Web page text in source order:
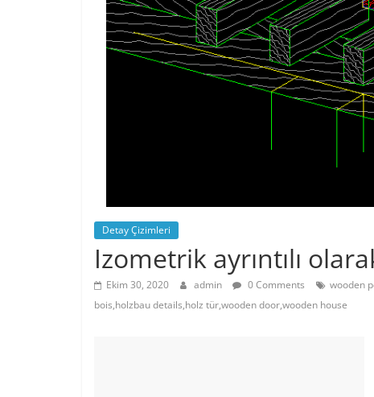
Detay Çizimleri
Izometrik ayrıntılı
Ekim 30, 2020 admin 0 Comments
wooden
bois,holzbau details,holz tür,wooden door,wooden house